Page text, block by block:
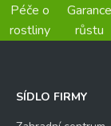
Péče o
rostliny
Garance
růstu
SÍDLO FIRMY